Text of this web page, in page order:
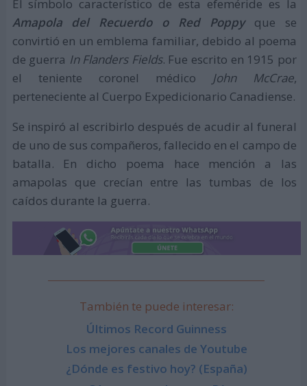
El símbolo característico de esta efeméride es la
Amapola del Recuerdo o Red Poppy que se
convirtió en un emblema familiar, debido al poema
de guerra In Flanders Fields. Fue escrito en 1915 por
el teniente coronel médico
John McCrae,
perteneciente al Cuerpo Expedicionario Canadiense.
Se inspiró al escribirlo después de acudir al funeral
de uno de sus compañeros, fallecido en el campo de
batalla. En dicho poema hace mención a las
amapolas que crecían entre las tumbas de los
caídos durante la guerra.
También te puede interesar:
Últimos Record Guinness
Los mejores canales de Youtube
¿Dónde es festivo hoy? (España)